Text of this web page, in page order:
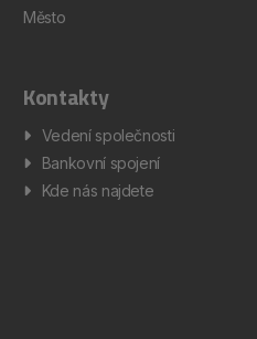
Město
Kontakty
Vedení společnosti
Bankovní spojení
Kde nás najdete